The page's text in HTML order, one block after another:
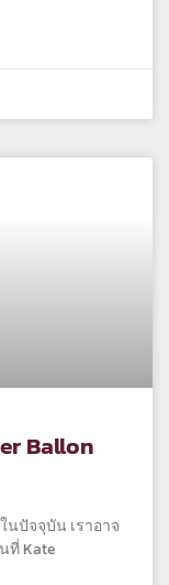
Ballon
ปัจจุบัน เราอาจ
ที่ Kate